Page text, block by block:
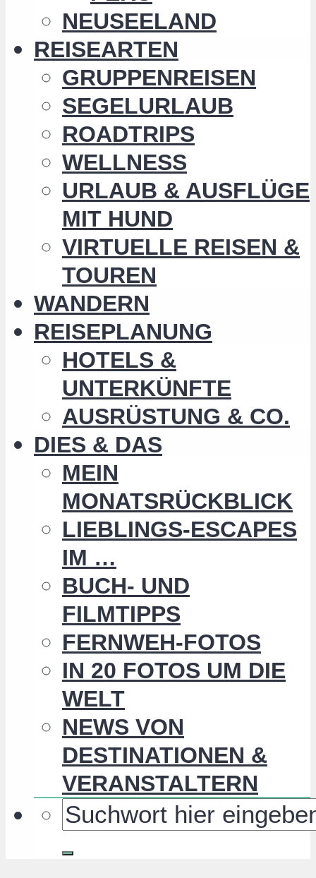
NEUSEELAND
REISEARTEN
GRUPPENREISEN
SEGELURLAUB
ROADTRIPS
WELLNESS
URLAUB & AUSFLÜGE
MIT HUND
VIRTUELLE REISEN &
TOUREN
WANDERN
REISEPLANUNG
HOTELS &
UNTERKÜNFTE
AUSRÜSTUNG & CO.
DIES & DAS
MEIN
MONATSRÜCKBLICK
LIEBLINGS-ESCAPES
IM …
BUCH- UND
FILMTIPPS
FERNWEH-FOTOS
IN 20 FOTOS UM DIE
WELT
NEWS VON
DESTINATIONEN &
VERANSTALTERN